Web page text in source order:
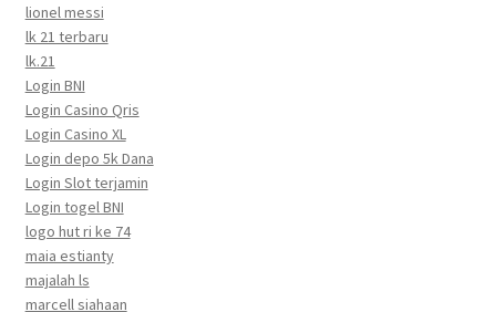
lionel messi
lk 21 terbaru
lk.21
Login BNI
Login Casino Qris
Login Casino XL
Login depo 5k Dana
Login Slot terjamin
Login togel BNI
logo hut ri ke 74
maia estianty
majalah ls
marcell siahaan